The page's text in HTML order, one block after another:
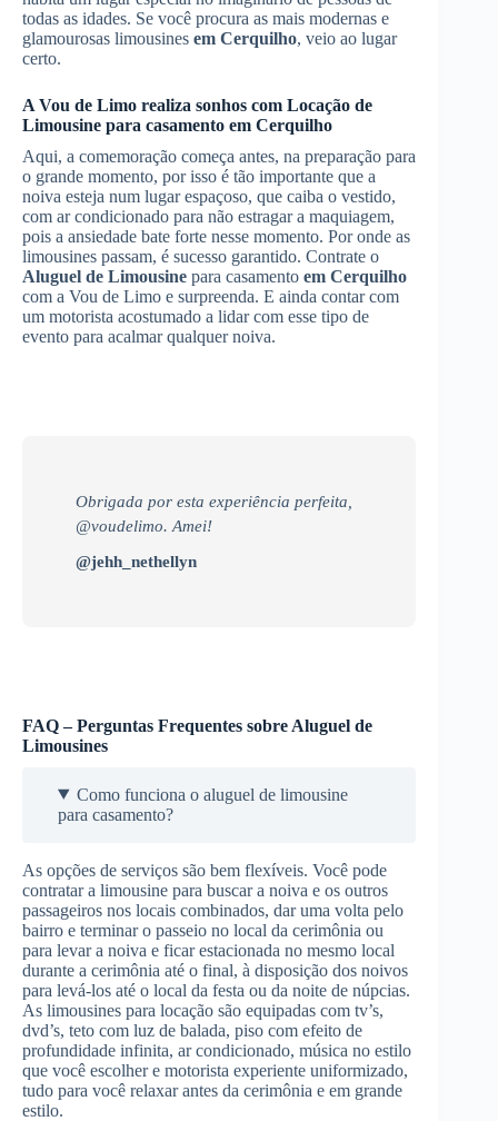
todas as idades. Se você procura as mais modernas e
glamourosas limousines em Cerquilho, veio ao lugar
certo.
A Vou de Limo realiza sonhos com Locação de
Limousine para casamento em Cerquilho
Aqui, a comemoração começa antes, na preparação para
o grande momento, por isso é tão importante que a
noiva esteja num lugar espaçoso, que caiba o vestido,
com ar condicionado para não estragar a maquiagem,
pois a ansiedade bate forte nesse momento. Por onde as
limousines passam, é sucesso garantido. Contrate o
Aluguel de Limousine para casamento em Cerquilho
com a Vou de Limo e surpreenda. E ainda contar com
um motorista acostumado a lidar com esse tipo de
evento para acalmar qualquer noiva.
Obrigada por esta experiência perfeita,
@voudelimo. Amei!
@jehh_nethellyn
FAQ – Perguntas Frequentes sobre Aluguel de
Limousines
Como funciona o aluguel de limousine
para casamento?
As opções de serviços são bem flexíveis. Você pode
contratar a limousine para buscar a noiva e os outros
passageiros nos locais combinados, dar uma volta pelo
bairro e terminar o passeio no local da cerimônia ou
para levar a noiva e ficar estacionada no mesmo local
durante a cerimônia até o final, à disposição dos noivos
para levá-los até o local da festa ou da noite de núpcias.
As limousines para locação são equipadas com tv’s,
dvd’s, teto com luz de balada, piso com efeito de
profundidade infinita, ar condicionado, música no estilo
que você escolher e motorista experiente uniformizado,
tudo para você relaxar antes da cerimônia e em grande
estilo.